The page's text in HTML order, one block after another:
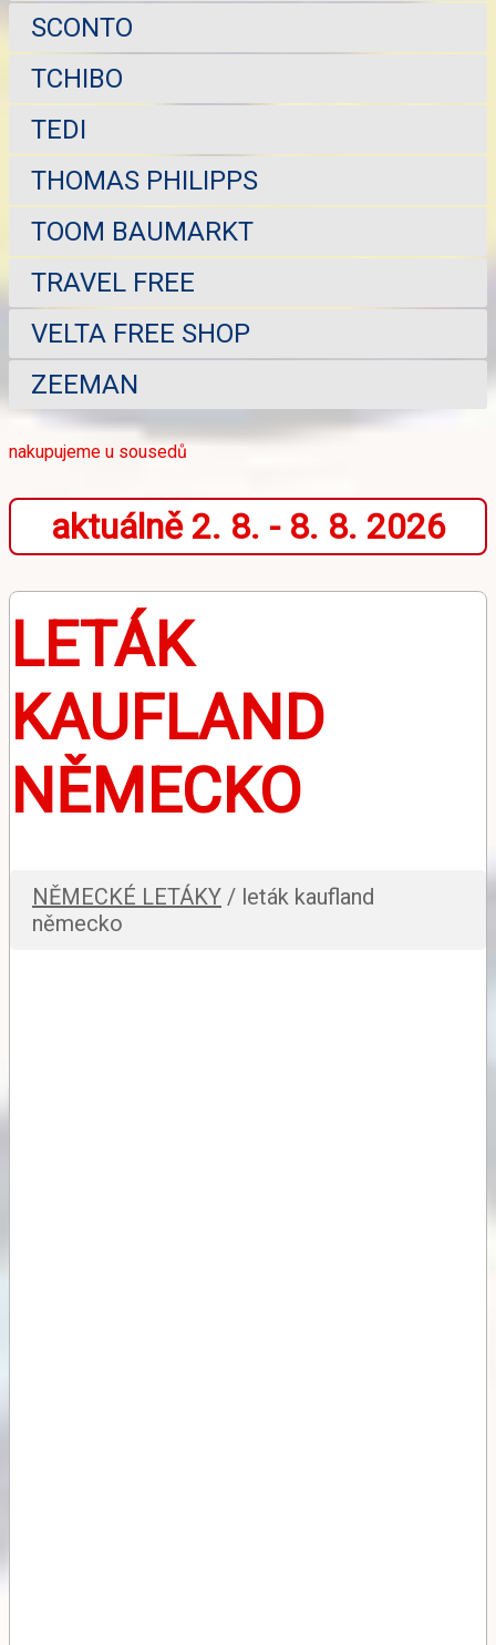
SCONTO
TCHIBO
TEDI
THOMAS PHILIPPS
TOOM BAUMARKT
TRAVEL FREE
VELTA FREE SHOP
ZEEMAN
nakupujeme u sousedů
aktuálně 2. 8. - 8. 8. 2026
LETÁK
KAUFLAND
NĚMECKO
NĚMECKÉ LETÁKY / leták kaufland
německo